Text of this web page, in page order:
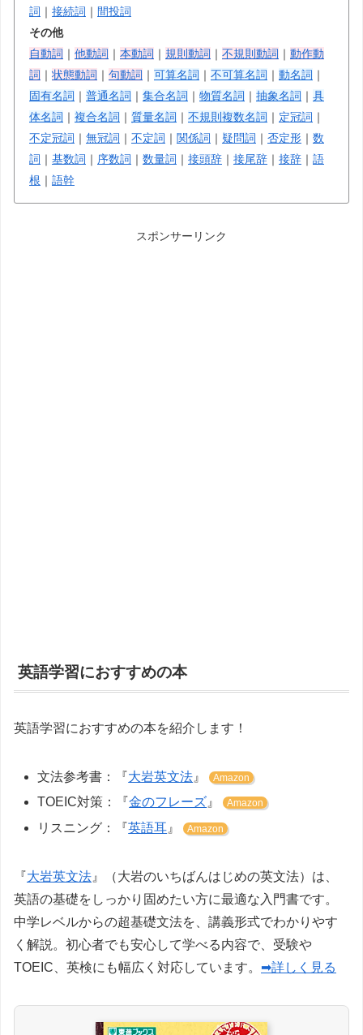
詞 ｜ 接続詞 ｜ 間投詞
その他
自動詞 ｜ 他動詞 ｜ 本動詞 ｜ 規則動詞 ｜ 不規則動詞 ｜ 動作動
詞 ｜ 状態動詞 ｜ 句動詞 ｜ 可算名詞 ｜ 不可算名詞 ｜ 動名詞 ｜
固有名詞 ｜ 普通名詞 ｜ 集合名詞 ｜ 物質名詞 ｜ 抽象名詞 ｜ 具
体名詞 ｜ 複合名詞 ｜ 質量名詞 ｜ 不規則複数名詞 ｜ 定冠詞 ｜
不定冠詞 ｜ 無冠詞 ｜ 不定詞 ｜ 関係詞 ｜ 疑問詞 ｜ 否定形 ｜ 数
詞 ｜ 基数詞 ｜ 序数詞 ｜ 数量詞 ｜ 接頭辞 ｜ 接尾辞 ｜ 接辞 ｜ 語
根 ｜ 語幹
スポンサーリンク
英語学習におすすめの本
英語学習におすすめの本を紹介します！
文法参考書：『大岩英文法 』 Amazon
TOEIC対策：『金のフレーズ』 Amazon
リスニング：『英語耳 』 Amazon
『大岩英文法 』（大岩のいちばんはじめの英文法）は、
英語の基礎をしっかり固めたい方に最適な入門書です。
中学レベルからの超基礎文法を、講義形式でわかりやす
く解説。初心者でも安心して学べる内容で、受験や
TOEIC、英検にも幅広く対応しています。 ➡詳しく見る